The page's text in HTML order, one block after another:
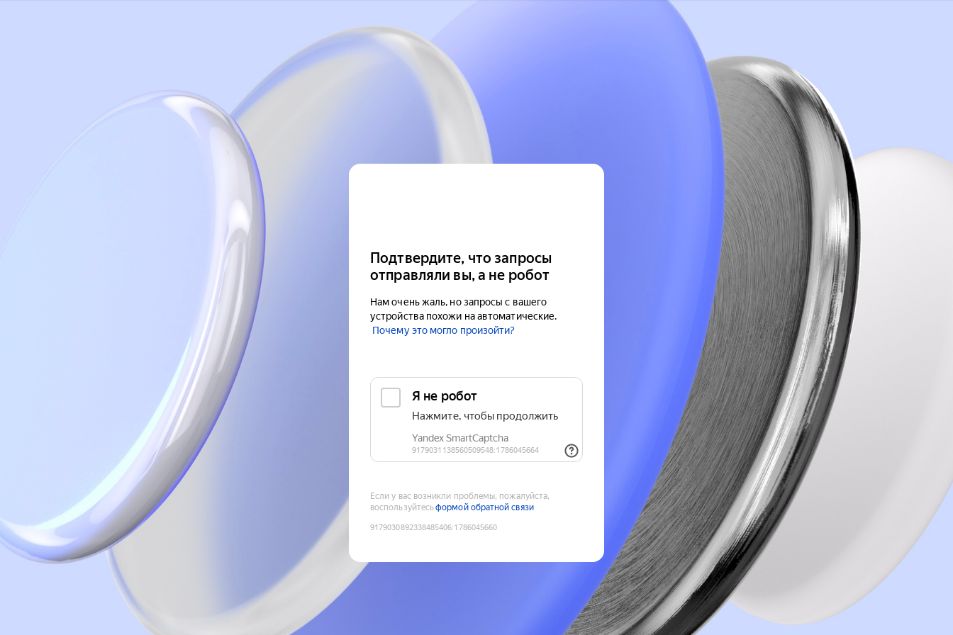
Подтвердите, что запросы
отправляли вы, а не робот
Нам очень жаль, но запросы с вашего
устройства похожи на автоматические.
Почему это могло произойти?
Если у вас возникли проблемы, пожалуйста,
воспользуйтесьформой обратной связи
9179030892338485406:1786045660